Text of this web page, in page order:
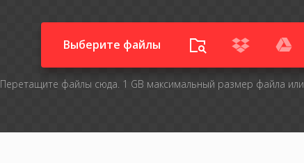
Выберите файлы
Перетащите файлы сюда. 1 GB максимальный размер файла или